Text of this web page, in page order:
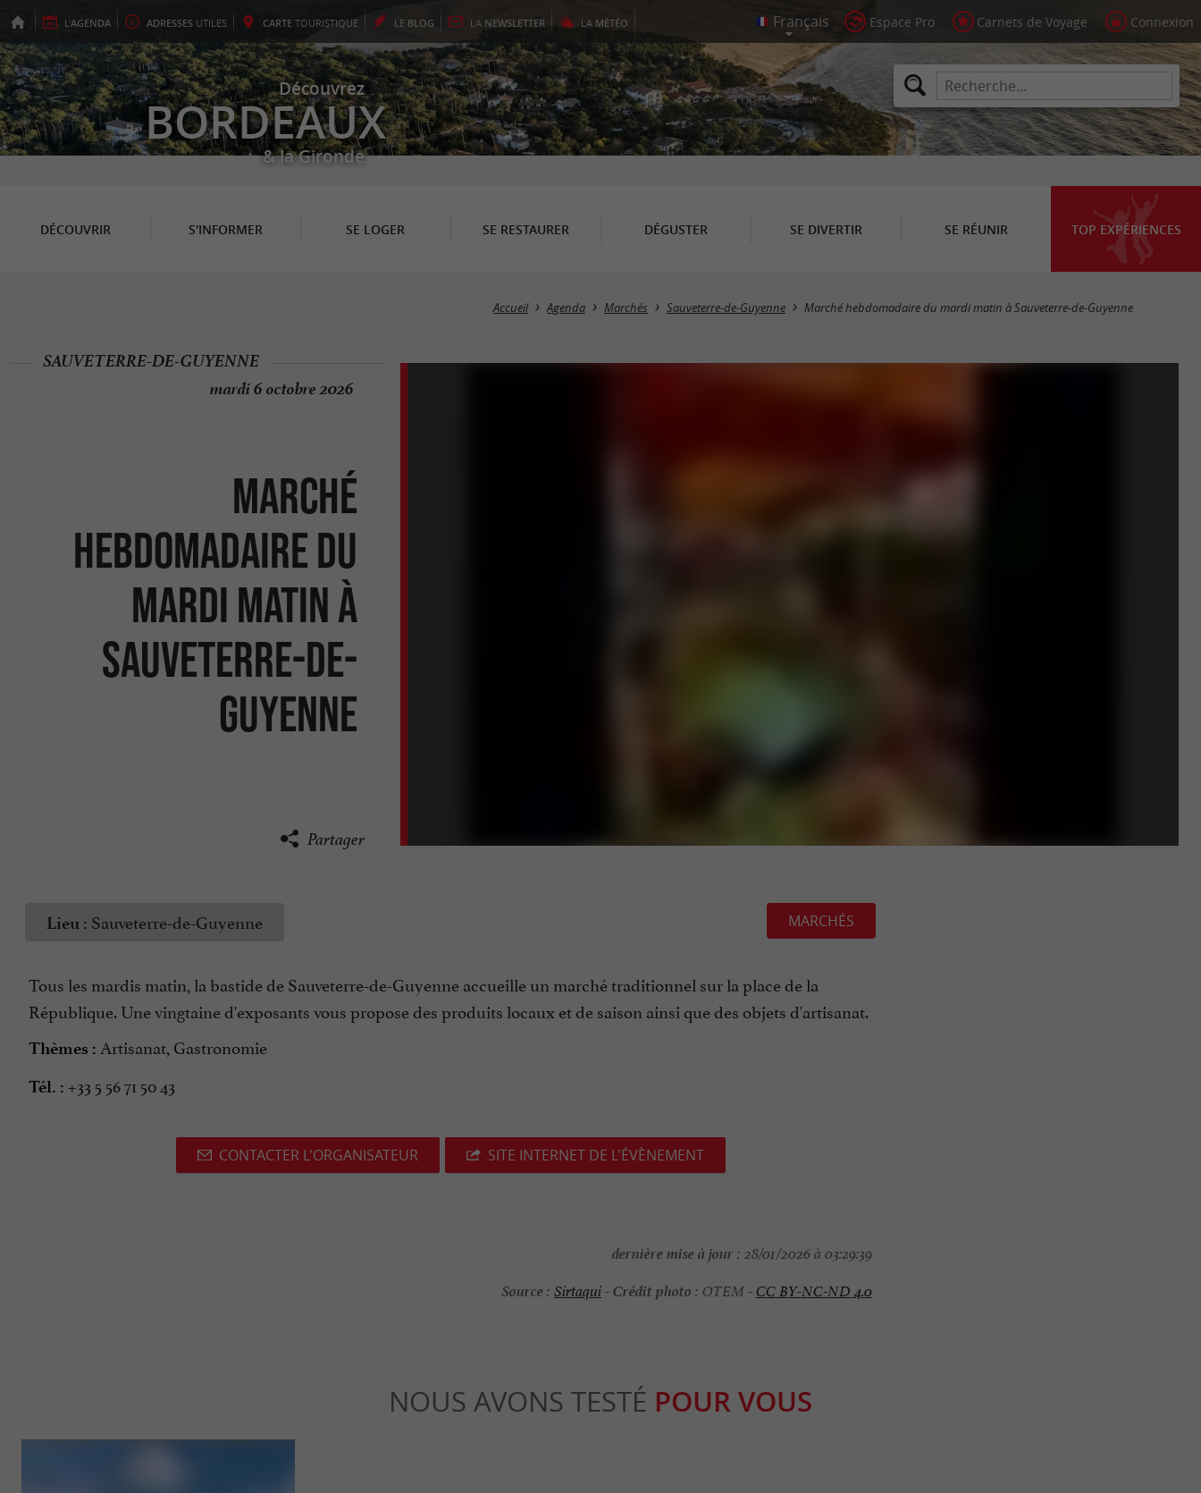
L'AGENDA ADRESSES UTILES CARTE TOURISTIQUE LE BLOG LA NEWSLETTER LA MÉTÉO Espace Pro Carnets de Voyage Connexion
Découvrez
BORDEAUX
& la Gironde
DÉCOUVRIR S'INFORMER SE LOGER SE RESTAURER DÉGUSTER SE DIVERTIR SE RÉUNIR TOP EXPÉRIENCES
Accueil Agenda Marchés Sauveterre-de-Guyenne Marché hebdomadaire du mardi matin à Sauveterre-de-Guyenne
Marché
hebdomadaire du
mardi matin à
Sauveterre-de-
Guyenne
SAUVETERRE-DE-GUYENNE
mardi 6 octobre 2026
Partager
Lieu : Sauveterre-de-Guyenne MARCHÉS
Tous les mardis matin, la bastide de Sauveterre-de-Guyenne accueille un marché traditionnel sur la place de la
République. Une vingtaine d'exposants vous propose des produits locaux et de saison ainsi que des objets d'artisanat.
Thèmes : Artisanat, Gastronomie
Tél. : +33 5 56 71 50 43
CONTACTER L'ORGANISATEUR SITE INTERNET DE L'ÉVÈNEMENT
dernière mise à jour : 28/01/2026 à 03:29:39
Source : Sirtaqui-Crédit photo : OTEM -CC BY-NC-ND 4.0
NOUS AVONS TESTÉ POUR VOUS